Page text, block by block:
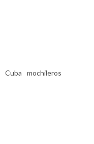
Cuba
mochileros